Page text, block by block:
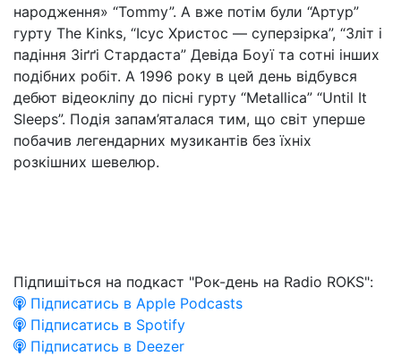
народження» “Tommy”. А вже потім були “Артур”
гурту The Kinks, “Ісус Христос — суперзірка”, “Зліт і
падіння Зіґґі Стардаста” Девіда Боуї та сотні інших
подібних робіт. А 1996 року в цей день відбувся
дебют відеокліпу до пісні гурту “Metallica” “Until It
Sleeps”. Подія запам’яталася тим, що світ уперше
побачив легендарних музикантів без їхніх
розкішних шевелюр.
Підпишіться на подкаст "Рок-день на Radio ROKS":
Підписатись в Apple Podcasts
Підписатись в Spotify
Підписатись в Deezer